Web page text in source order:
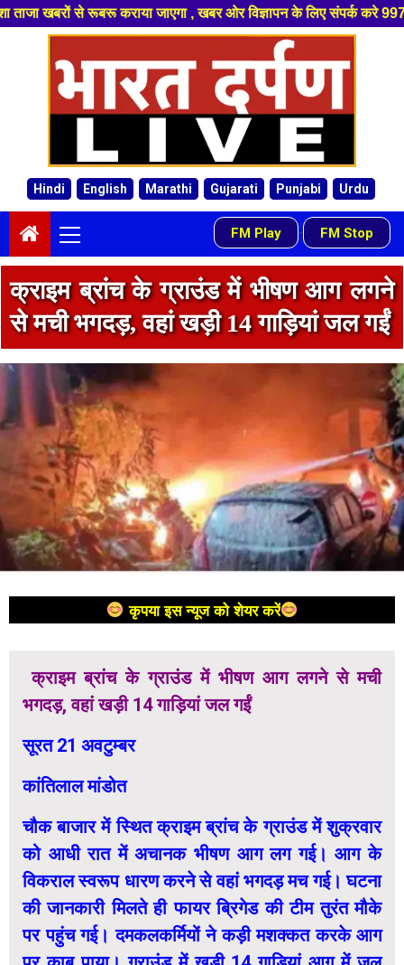
जाएगा , खबर ओर विज्ञापन के लिए संपर्क करे 9974940324
Hindi English Marathi Gujarati Punjabi Urdu
Menu
FM Play - FM Stop
क्राइम ब्रांच के ग्राउंड में भीषण आग लगने
से मची भगदड़, वहां खड़ी 14 गाड़ियां जल गईं
कृपया इस न्यूज को शेयर करें
क्राइम ब्रांच के ग्राउंड में भीषण आग लगने से मची
भगदड़, वहां खड़ी 14 गाड़ियां जल गईं
सूरत 21 अवटुम्बर
कांतिलाल मांडोत
चौक बाजार में स्थित क्राइम ब्रांच के ग्राउंड में शुक्रवार
को आधी रात में अचानक भीषण आग लग गई। आग के
विकराल स्वरूप धारण करने से वहां भगदड़ मच गई। घटना
की जानकारी मिलते ही फायर ब्रिगेड की टीम तुरंत मौके
पर पहुंच गई। दमकलकर्मियों ने कड़ी मशक्कत करके आग